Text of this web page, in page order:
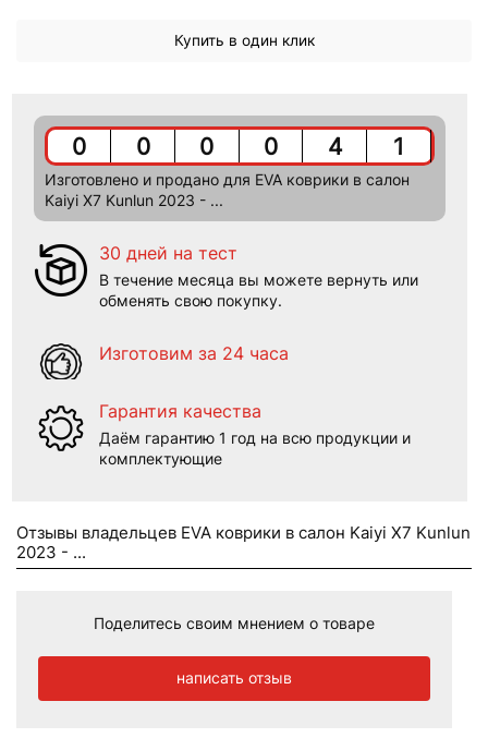
Купить в один клик
0 0 0 0 4 1
Изготовлено и продано для EVA коврики в салон
Kaiyi X7 Kunlun 2023 - ...
30 дней на тест
В течение месяца вы можете вернуть или
обменять свою покупку.
Изготовим за 24 часа
Гарантия качества
Даём гарантию 1 год на всю продукции и
комплектующие
Отзывы владельцев EVA коврики в салон Kaiyi X7 Kunlun
2023 - ...
Поделитесь своим мнением о товаре
написать отзыв